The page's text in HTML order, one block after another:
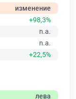
изменение
+98,3%
n.a.
n.a.
+22,5%
лева